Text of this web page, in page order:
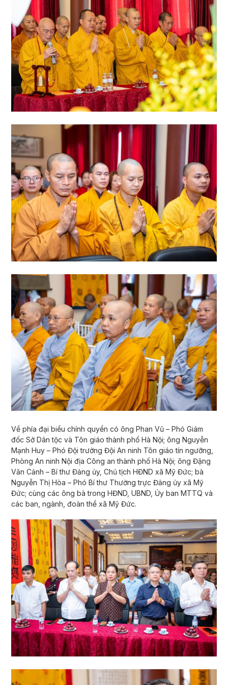
Về phía đại biểu chính quyền có ông Phan Vũ – Phó Giám
đốc Sở Dân tộc và Tôn giáo thành phố Hà Nội; ông Nguyễn
Mạnh Huy – Phó Đội trưởng Đội An ninh Tôn giáo tín ngưỡng,
Phòng An ninh Nội địa Công an thành phố Hà Nội; ông Đặng
Văn Cảnh – Bí thư Đảng ủy, Chủ tịch HĐND xã Mỹ Đức; bà
Nguyễn Thị Hòa – Phó Bí thư Thường trực Đảng ủy xã Mỹ
Đức; cùng các ông bà trong HĐND, UBND, Ủy ban MTTQ và
các ban, ngành, đoàn thể xã Mỹ Đức.